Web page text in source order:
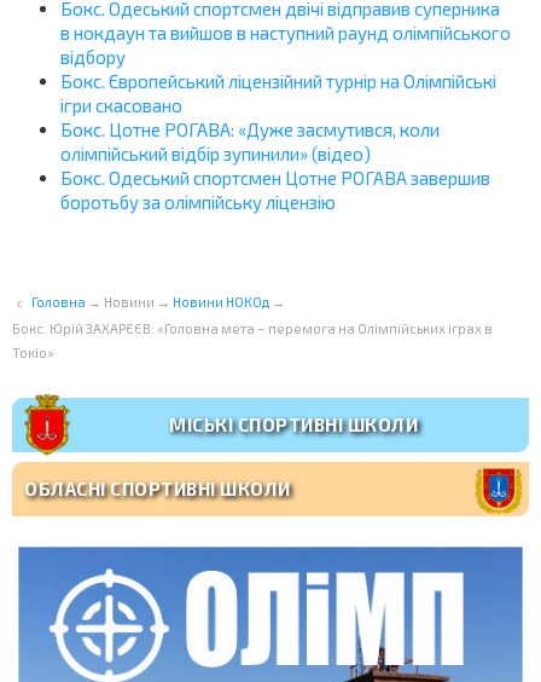
Бокс. Одеський спортсмен двічі відправив суперника
в нокдаун та вийшов в наступний раунд олімпійського
відбору
Бокс. Європейський ліцензійний турнір на Олімпійські
ігри скасовано
Бокс. Цотне РОГАВА: «Дуже засмутився, коли
олімпійський відбір зупинили» (відео)
Бокс. Одеський спортсмен Цотне РОГАВА завершив
боротьбу за олімпійську ліцензію
Головна → Новини → Новини НОКОд →
Бокс. Юрій ЗАХАРЄЄВ: «Головна мета – перемога на Олімпійських іграх в
Токіо»
МІСЬКІ СПОРТИВНІ ШКОЛИ
ОБЛАСНІ СПОРТИВНІ ШКОЛИ